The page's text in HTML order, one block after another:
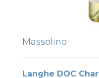
Massolino
Langhe DOC